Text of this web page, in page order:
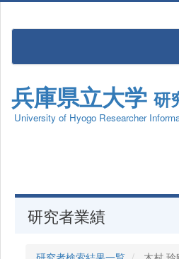
兵庫県立大学 研
University of Hyogo Researcher
研究者業績